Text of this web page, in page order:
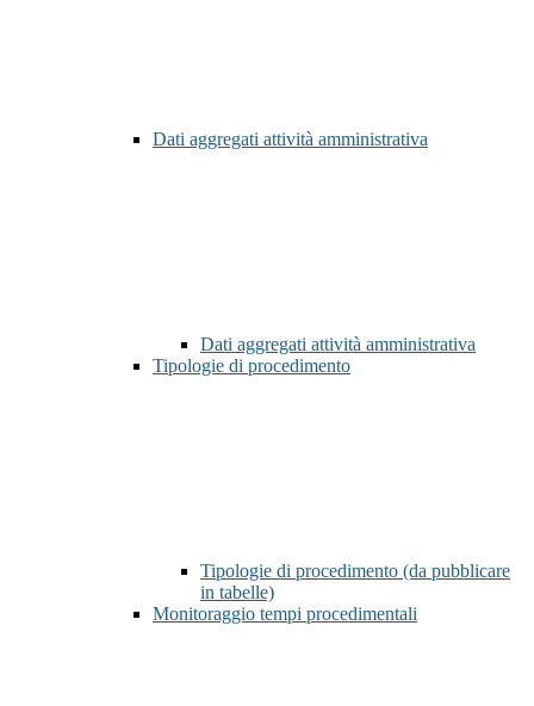
Dati aggregati attività amministrativa
Dati aggregati attività amministrativa
Tipologie di procedimento
Tipologie di procedimento (da pubblicare
in tabelle)
Monitoraggio tempi procedimentali